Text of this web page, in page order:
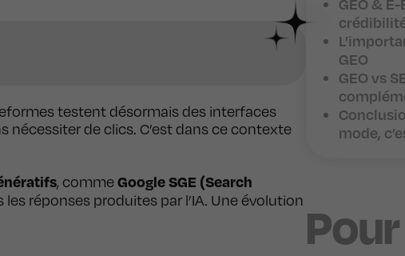
testent désormais des interfaces
nécessiter de clics. C’est dans ce contexte
, commeGoogle SGE (Search
réponses produites par l’IA. Une évolution
GEO
GEO vs
mode,